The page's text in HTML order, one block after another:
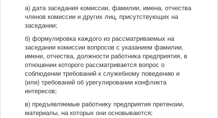
а) дата заседания комиссии, фамилии, имена, отчества
членов комиссии и других лиц, присутствующих на
заседании;
б) формулировка каждого из рассматриваемых на
заседании комиссии вопросов с указанием фамилии,
имени, отчества, должности работника предприятия, в
отношении которого рассматривается вопрос о
соблюдении требований к служебному поведению и
(или) требований об урегулировании конфликта
интересов;
в) предъявляемые работнику предприятия претензии,
материалы, на которых они основываются;